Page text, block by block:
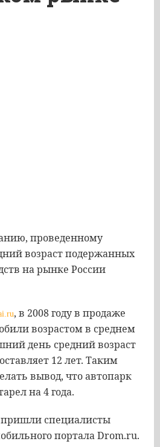
проведенному
возраст подержанных
на рынке России
, в 2008 году в продаже
возрастом в среднем
день средний возраст
12 лет. Таким
вывод, что автопарк
на 4 года.
специалисты
портала Drom.ru.